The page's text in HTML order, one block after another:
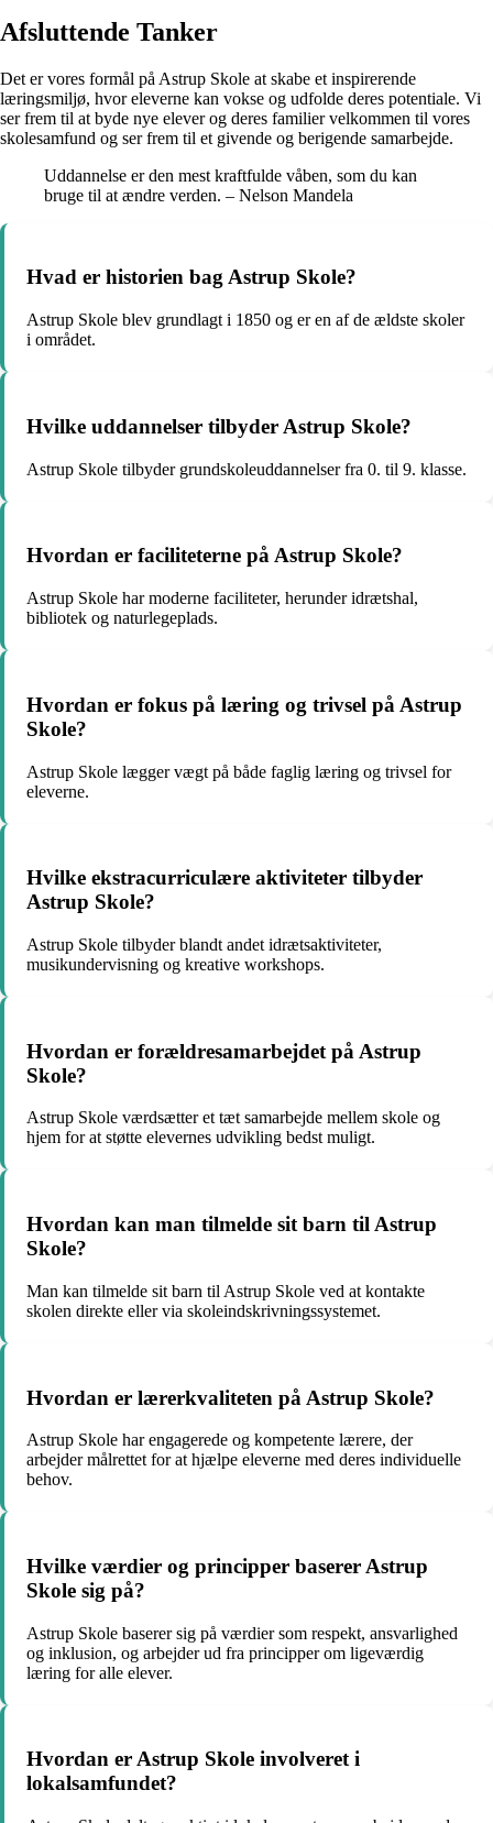
Afsluttende Tanker
Det er vores formål på Astrup Skole at skabe et inspirerende
læringsmiljø, hvor eleverne kan vokse og udfolde deres potentiale. Vi
ser frem til at byde nye elever og deres familier velkommen til vores
skolesamfund og ser frem til et givende og berigende samarbejde.
Uddannelse er den mest kraftfulde våben, som du kan
bruge til at ændre verden. – Nelson Mandela
Hvad er historien bag Astrup Skole?
Astrup Skole blev grundlagt i 1850 og er en af de ældste skoler
i området.
Hvilke uddannelser tilbyder Astrup Skole?
Astrup Skole tilbyder grundskoleuddannelser fra 0. til 9. klasse.
Hvordan er faciliteterne på Astrup Skole?
Astrup Skole har moderne faciliteter, herunder idrætshal,
bibliotek og naturlegeplads.
Hvordan er fokus på læring og trivsel på Astrup
Skole?
Astrup Skole lægger vægt på både faglig læring og trivsel for
eleverne.
Hvilke ekstracurriculære aktiviteter tilbyder
Astrup Skole?
Astrup Skole tilbyder blandt andet idrætsaktiviteter,
musikundervisning og kreative workshops.
Hvordan er forældresamarbejdet på Astrup
Skole?
Astrup Skole værdsætter et tæt samarbejde mellem skole og
hjem for at støtte elevernes udvikling bedst muligt.
Hvordan kan man tilmelde sit barn til Astrup
Skole?
Man kan tilmelde sit barn til Astrup Skole ved at kontakte
skolen direkte eller via skoleindskrivningssystemet.
Hvordan er lærerkvaliteten på Astrup Skole?
Astrup Skole har engagerede og kompetente lærere, der
arbejder målrettet for at hjælpe eleverne med deres individuelle
behov.
Hvilke værdier og principper baserer Astrup
Skole sig på?
Astrup Skole baserer sig på værdier som respekt, ansvarlighed
og inklusion, og arbejder ud fra principper om ligeværdig
læring for alle elever.
Hvordan er Astrup Skole involveret i
lokalsamfundet?